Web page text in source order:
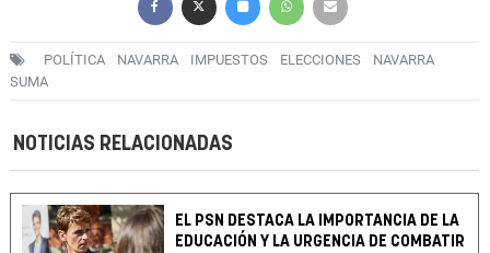
POLÍTICA NAVARRA IMPUESTOS ELECCIONES
NAVARRA
SUMA
NOTICIAS RELACIONADAS
EL PSN DESTACA LA IMPORTANCIA DE LA
EDUCACIÓN Y LA URGENCIA DE COMBATIR